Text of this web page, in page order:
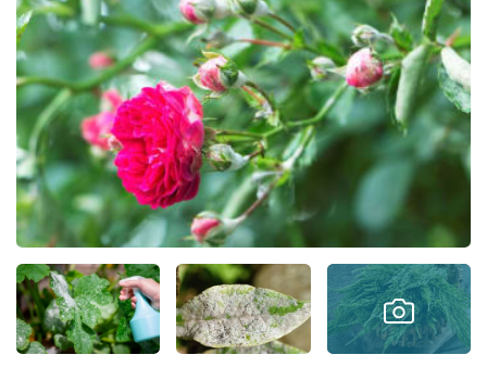
Zahrada
Design
Sledujte prima+
Přihlášení
Sledujte nás